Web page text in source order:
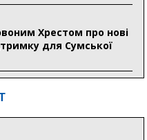
Хрестом про нові
для Сумської
Як допомогти